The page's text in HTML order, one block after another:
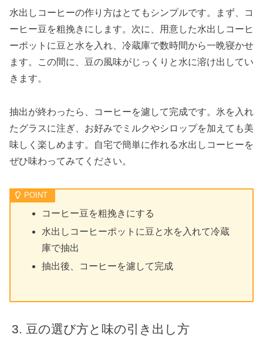
水出しコーヒーの作り方はとてもシンプルです。まず、コ
ーヒー豆を粗挽きにします。次に、用意した水出しコーヒ
ーポットに豆と水を入れ、冷蔵庫で数時間から一晩寝かせ
ます。この間に、豆の風味がじっくりと水に溶け出してい
きます。
抽出が終わったら、コーヒーを濾して完成です。氷を入れ
たグラスに注ぎ、お好みでミルクやシロップを加えても美
味しく楽しめます。自宅で簡単に作れる水出しコーヒーを
ぜひ味わってみてください。
コーヒー豆を粗挽きにする
水出しコーヒーポットに豆と水を入れて冷蔵
庫で抽出
抽出後、コーヒーを濾して完成
豆の選び方と味の引き出し方